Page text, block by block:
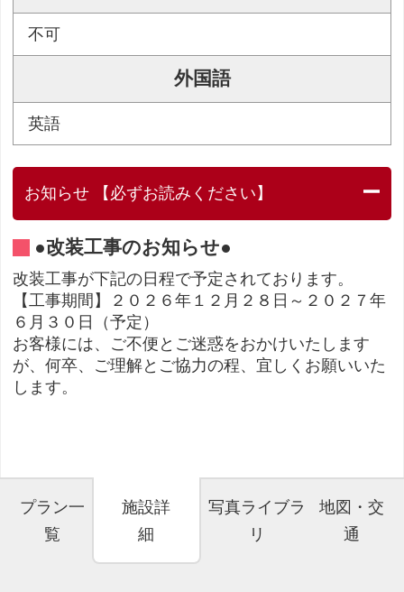
不可
外国語
英語
お知らせ 【必ずお読みください】
●改装工事のお知らせ●
改装工事が下記の日程で予定されております。
【工事期間】２０２６年１２月２８日～２０２７年
６月３０日（予定）
お客様には、ご不便とご迷惑をおかけいたします
が、何卒、ご理解とご協力の程、宜しくお願いいた
します。
プラン一
覧
施設詳
細
写真ライブラ
リ
地図・交
通